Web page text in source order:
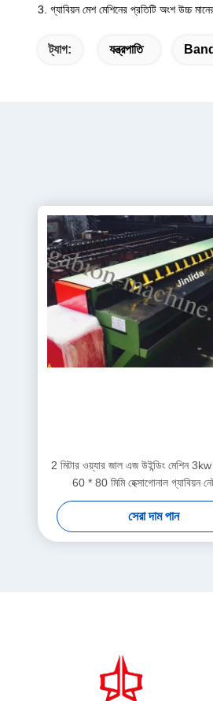
3. গ্যাবিয়ন মেশ মেশিনের প্রতিটি অংশ উচ্চ
ট্যাগ: যন্ত্রপাতি
2 মিটার ওয়্যার জাল এজ উইন্ডিং মেশিন
60 * 80 মিমি হেক্সাগোনাল গ্যাবিয়ন
সেরা দাম পান